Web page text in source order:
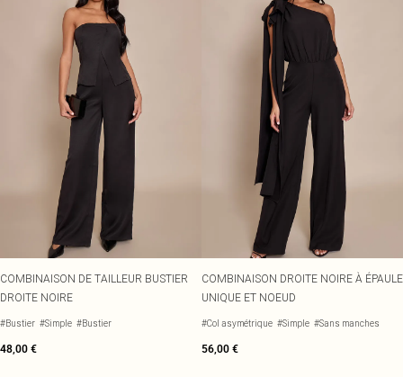
COMBINAISON DE TAILLEUR BUSTIER
DROITE NOIRE
#Bustier #Simple #Bustier
48,00 €
COMBINAISON DROITE NOIRE À ÉPAULE
UNIQUE ET NOEUD
#Col asymétrique #Simple #Sans manches
56,00 €